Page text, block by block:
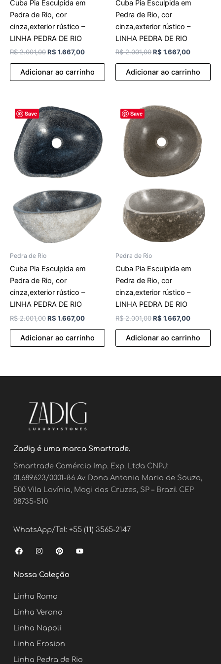
Cuba Pia Esculpida em
Pedra de Rio, cor
cinza,exterior rústico –
LINHA PEDRA DE RIO
R$2.001,00R$ 1.667,00
Adicionar ao carrinho
Cuba Pia Esculpida em
Pedra de Rio, cor
cinza,exterior rústico –
LINHA PEDRA DE RIO
R$2.001,00R$ 1.667,00
Adicionar ao carrinho
Save
Pedra de Rio
Cuba Pia Esculpida em
Pedra de Rio, cor
cinza,exterior rústico –
LINHA PEDRA DE RIO
R$2.001,00
O
preço
original
era:
R$ 2.001,00.
R$ 1.667,00
preço
atual
é:
R$ 1.667,00.
Adicionar ao carrinho
Save
Pedra de Rio
Cuba Pia Esculpida em
Pedra de Rio, cor
cinza,exterior rústico –
LINHA PEDRA DE RIO
R$2.001,00
O
preço
original
era:
R$ 2.001,00.
R$ 1.667,00
atual
é:
R$
Adicionar ao carrinho
Zadig é uma marca Smartrade.
Smartrade Comércio Imp. Exp. Ltda CNPJ:
01.689.623/0001-86 Av. Dona Antonia Maria de Souza,
500 Vila Lavínia, Mogi das Cruzes, SP – Brazil CEP
08735-510
WhatsApp/Tel: +55 (11) 3565-2147
F
a
e
b
o
k
I
n
t
a
r
a
m
P
i
t
e
Y
o
Nossa Coleção
Linha Roma
Linha Verona
Linha Napoli
Linha Erosion
Linha Pedra de Rio